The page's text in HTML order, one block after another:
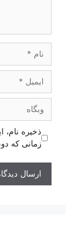
ایمیل
وبگاه
ذخیره نام،
زمانی که